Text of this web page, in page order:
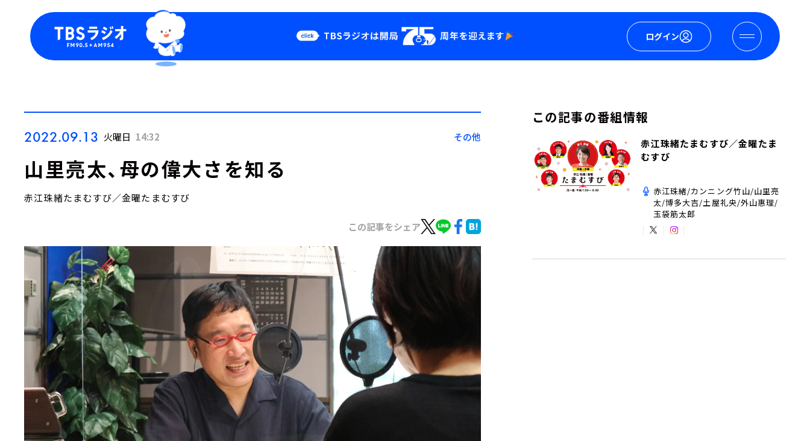
ログイン
Podcast
YouTube
2022.09.13 火曜日 14:32 その他
山里亮太、母の偉大さを知る
赤江珠緒たまむすび／金曜たまむすび
この記事をシェア
この記事の番組情報
赤江珠緒たまむすび／金曜たま
むすび
赤江珠緒/カンニング竹山/山里亮
太/博多大吉/土屋礼央/外山惠理/
玉袋筋太郎